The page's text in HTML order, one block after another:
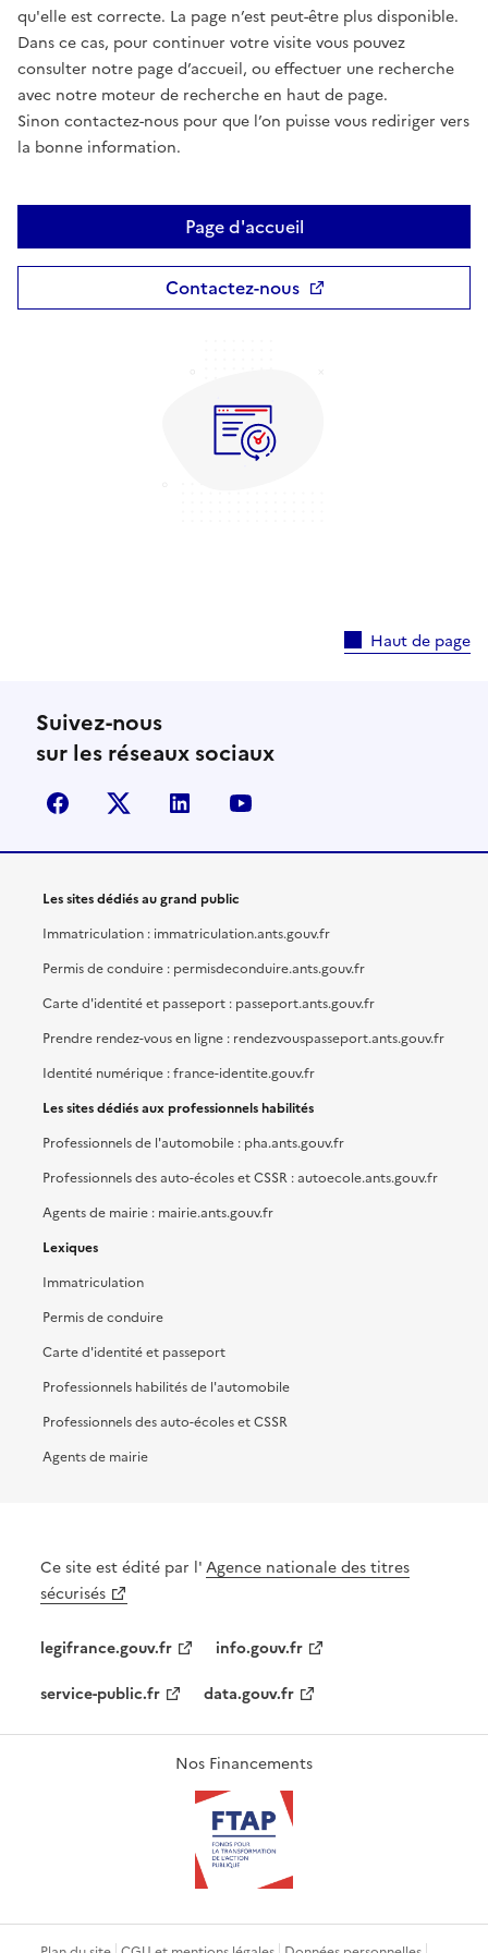
qu'elle est correcte. La page n’est peut-être plus disponible.
Dans ce cas, pour continuer votre visite vous pouvez
consulter notre page d’accueil, ou effectuer une recherche
avec notre moteur de recherche en haut de page.
Sinon contactez-nous pour que l’on puisse vous rediriger vers
la bonne information.
Page d'accueil
Contactez-nous
Haut de page
Suivez-nous
sur les réseaux sociaux
facebook X (anciennement Twitter)
linkedin
Les sites dédiés au grand public
Immatriculation : immatriculation.ants.gouv.fr
Permis de conduire : permisdeconduire.ants.gouv.fr
Carte d'identité et passeport : passeport.ants.gouv.fr
Prendre rendez-vous en ligne : rendezvouspasseport.ants.gouv.fr
Identité numérique : france-identite.gouv.fr
Les sites dédiés aux professionnels habilités
Professionnels de l'automobile : pha.ants.gouv.fr
Professionnels des auto-écoles et CSSR : autoecole.ants.gouv.fr
Agents de mairie : mairie.ants.gouv.fr
Lexiques
Immatriculation
Permis de conduire
Carte d'identité et passeport
Professionnels habilités de l'automobile
Professionnels des auto-écoles et CSSR
Agents de mairie
Ce site est édité par l'Agence nationale des titres
sécurisés
legifrance.gouv.fr
info.gouv.fr
service-public.fr
data.gouv.fr
Nos Financements